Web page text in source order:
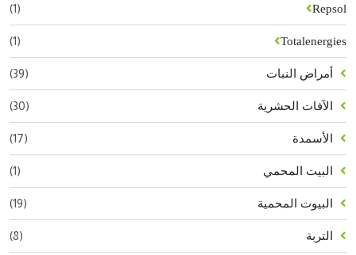
Repsol
(1)
Totalenergies
(1)
أمراض النبات (39)
الآفات الحشرية (30)
الأسمدة (17)
البيت المحمي (1)
البيوت المحمية (19)
التربة (8)